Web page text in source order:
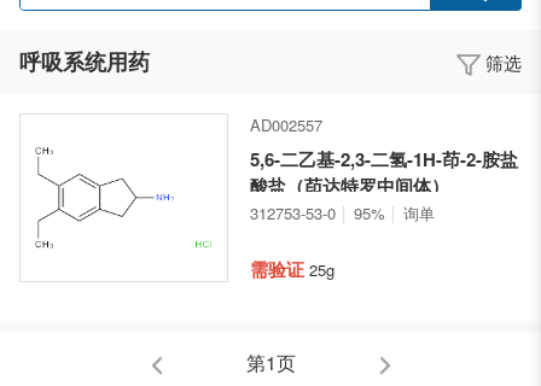
呼吸系统用药 筛选
AD002557
5,6-二乙基-2,3-二氢-1H-茚-2-胺盐
酸盐（茚达特罗中间体）
312753-53-0 95% 询单
需验证 25g
第1页